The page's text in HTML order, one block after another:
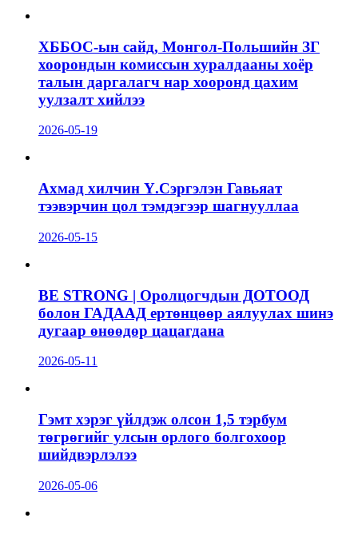
ХББОС-ын сайд, Монгол-Польшийн ЗГ
хоорондын комиссын хуралдааны хоёр
талын даргалагч нар хооронд цахим
уулзалт хийлээ
2026-05-19
Ахмад хилчин Ү.Сэргэлэн Гавьяат
тээвэрчин цол тэмдэгээр шагнууллаа
2026-05-15
BE STRONG | Оролцогчдын ДОТООД
болон ГАДААД ертөнцөөр аялуулах шинэ
дугаар өнөөдөр цацагдана
2026-05-11
Гэмт хэрэг үйлдэж олсон 1,5 тэрбум
төгрөгийг улсын орлого болгохоор
шийдвэрлэлээ
2026-05-06